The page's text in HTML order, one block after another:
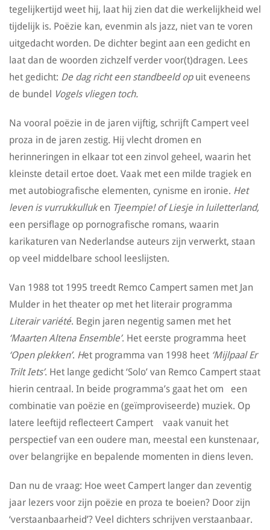
tegelijkertijd weet hij, laat hij zien dat die werkelijkheid wel
tijdelijk is. Poëzie kan, evenmin als jazz, niet van te voren
uitgedacht worden. De dichter begint aan een gedicht en
laat dan de woorden zichzelf verder voor(t)dragen. Lees
het gedicht: De dag richt een standbeeld op uit eveneens
de bundel Vogels vliegen toch.
Na vooral poëzie in de jaren vijftig, schrijft Campert veel
proza in de jaren zestig. Hij vlecht dromen en
herinneringen in elkaar tot een zinvol geheel, waarin het
kleinste detail ertoe doet. Vaak met een milde tragiek en
met autobiografische elementen, cynisme en ironie. Het
leven is vurrukkulluken Tjeempie! of Liesje in luiletterland,
een persiflage op pornografische romans, waarin
karikaturen van Nederlandse auteurs zijn verwerkt, staan
op veel middelbare school leeslijsten.
Van 1988 tot 1995 treedt Remco Campert samen met Jan
Mulder in het theater op met het literair programma
Literair variété. Begin jaren negentig samen met het
‘Maarten Altena Ensemble’. Het eerste programma heet
‘Open plekken’. Het programma van 1998 heet ‘Mijlpaal Er
Trilt Iets’. Het lange gedicht ‘Solo’ van Remco Campert staat
hierin centraal. In beide programma’s gaat het om een
combinatie van poëzie en (geïmproviseerde) muziek. Op
latere leeftijd reflecteert Campert vaak vanuit het
perspectief van een oudere man, meestal een kunstenaar,
over belangrijke en bepalende momenten in diens leven.
Dan nu de vraag: Hoe weet Campert langer dan zeventig
jaar lezers voor zijn poëzie en proza te boeien? Door zijn
‘verstaanbaarheid’? Veel dichters schrijven verstaanbaar.